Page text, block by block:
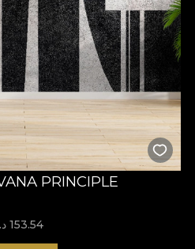
PRINCIPLE
153.54 د.إ.‏